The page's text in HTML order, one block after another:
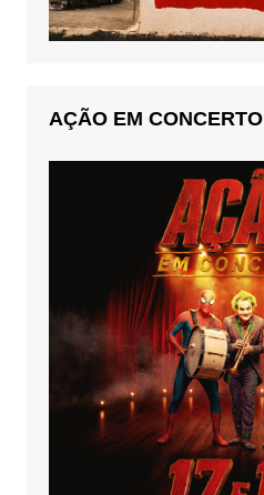
AÇÃO EM CONCERTO